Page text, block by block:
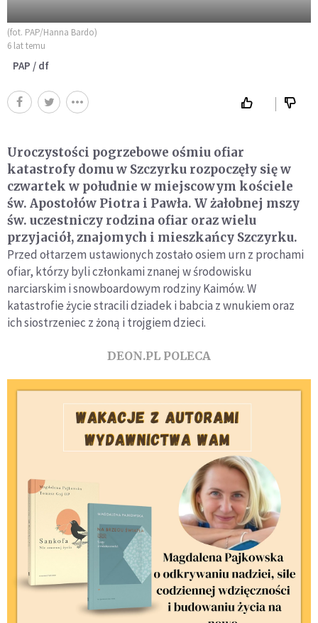
(fot. PAP/Hanna Bardo)
6 lat temu
PAP / df
Uroczystości pogrzebowe ośmiu ofiar
katastrofy domu w Szczyrku rozpoczęły się w
czwartek w południe w miejscowym kościele
św. Apostołów Piotra i Pawła. W żałobnej mszy
św. uczestniczy rodzina ofiar oraz wielu
przyjaciół, znajomych i mieszkańcy Szczyrku.
Przed ołtarzem ustawionych zostało osiem urn z prochami
ofiar, którzy byli członkami znanej w środowisku
narciarskim i snowboardowym rodziny Kaimów. W
katastrofie życie stracili dziadek i babcia z wnukiem oraz
ich siostrzeniec z żoną i trojgiem dzieci.
DEON.PL POLECA